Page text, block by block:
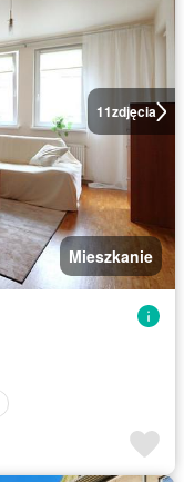
11zdjęcia
Mieszkanie